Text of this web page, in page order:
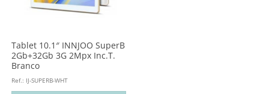
Tablet 10.1″ INNJOO SuperB
2Gb+32Gb 3G 2Mpx Inc.T.
Branco
Ref.: IJ-SUPERB-WHT